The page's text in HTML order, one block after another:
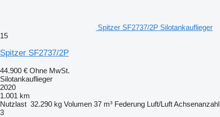
Spitzer SF2737/2P Silotankauflieger
15
Spitzer SF2737/2P
44.900 € Ohne MwSt.
Silotankauflieger
2020
1.001 km
Nutzlast 32.290 kg Volumen 37 m³ Federung Luft/LuftAchsenanzahl
3